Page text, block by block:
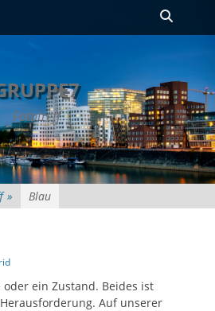
Fototreff
» Blau
oder ein Zustand. Beides ist
Auf unserer